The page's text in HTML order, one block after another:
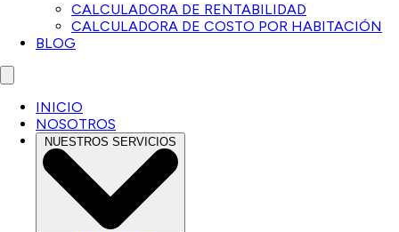
CALCULADORA DE RENTABILIDAD
CALCULADORA DE COSTO POR HABITACIÓN
BLOG
Close menu
INICIO
NOSOTROS
NUESTROS SERVICIOS